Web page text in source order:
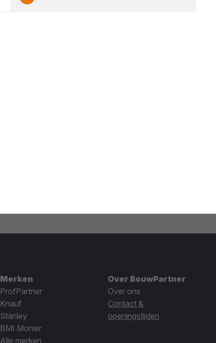
Merken
ProfPartner
Knauf
Stanley
BMI Monier
Alle merken
Over BouwPartner
Over ons
Contact &
openingstijden